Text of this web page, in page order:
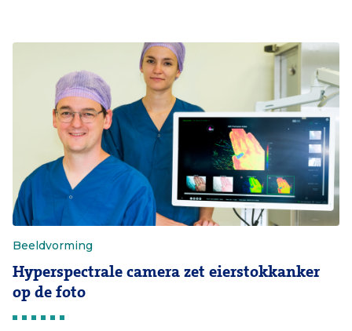
Beeldvorming
Hyperspectrale camera zet eierstokkanker
op de foto